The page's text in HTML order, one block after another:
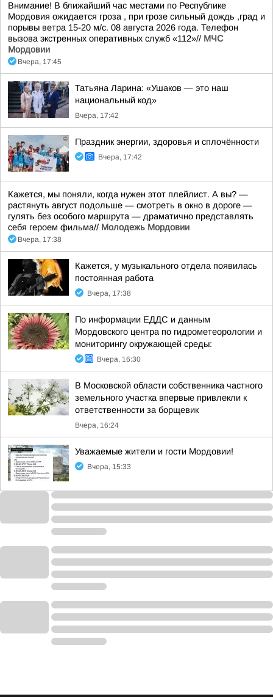
Внимание! В ближайший час местами по Республике
Мордовия ожидается гроза , при грозе сильный дождь ,град и
порывы ветра 15-20 м/с. 08 августа 2026 года. Телефон
вызова экстренных оперативных служб «112»// МЧС
Мордовии
Вчера, 17:45
Татьяна Ларина: «Ушаков — это наш
национальный код»
Вчера, 17:42
Праздник энергии, здоровья и сплочённости
Вчера, 17:42
Кажется, мы поняли, когда нужен этот плейлист. А вы? —
растянуть август подольше — смотреть в окно в дороге —
гулять без особого маршрута — драматично представлять
себя героем фильма// Молодежь Мордовии
Вчера, 17:38
Кажется, у музыкального отдела появилась
постоянная работа
Вчера, 17:38
По информации ЕДДС и данным
Мордовского центра по гидрометеорологии и
мониторингу окружающей среды:
Вчера, 16:30
В Московской области собственника частного
земельного участка впервые привлекли к
ответственности за борщевик
Вчера, 16:24
Уважаемые жители и гости Мордовии!
Вчера, 15:33